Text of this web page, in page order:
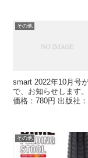
その他
smart 2022年10月号
で、お知らせします
価格：780円 出版社
その他